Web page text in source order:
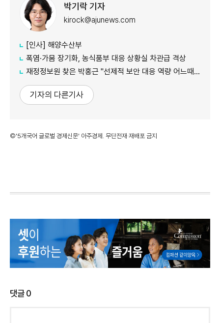
박기락 기자
kirock@ajunews.com
[인사] 해양수산부
폭염·가뭄 장기화, 농식품부 대응 상황실 차관급 격상
재정정보원 찾은 박홍근 "선제적 보안 대응 역량 어느때보다 중요"
기자의 다른기사
©'5개국어 글로벌 경제신문' 아주경제. 무단전재·재배포 금지
댓글0